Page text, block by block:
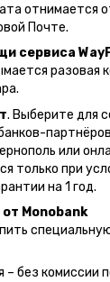
отнимается
Почте.
сервиса
разовая
. Выберите для
или
только при
на 1 год.
Monobank
– без комиссии